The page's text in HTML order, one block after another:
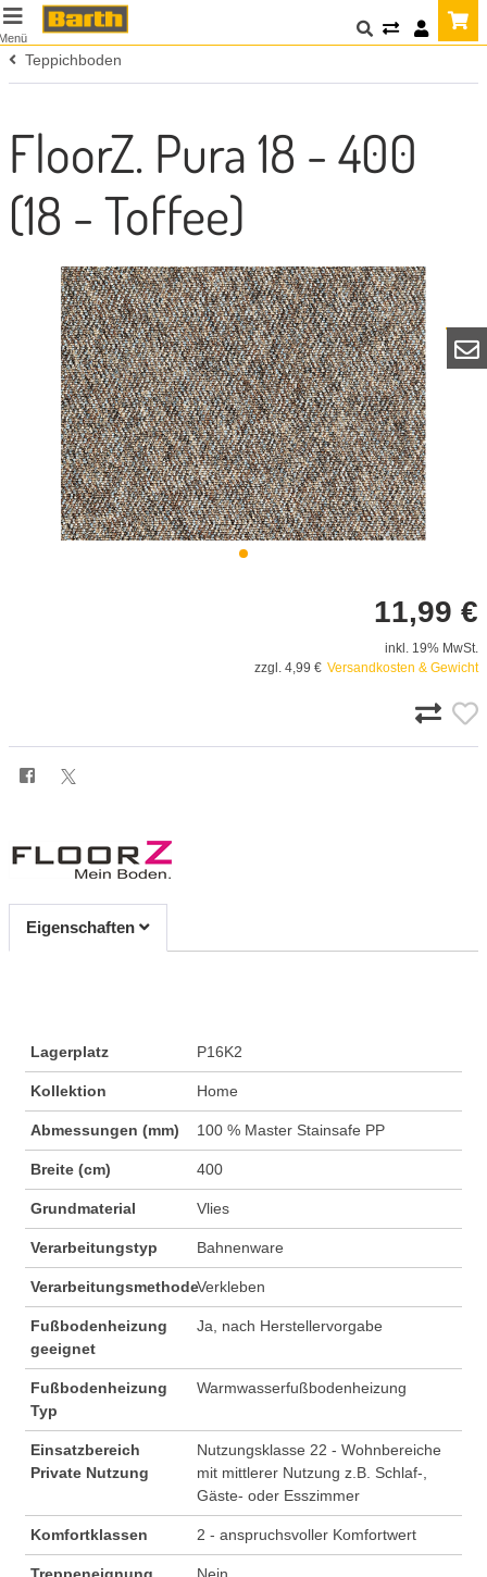
Teppichboden
FloorZ. Pura 18 - 400
(18 - Toffee)
11,99 €
inkl. 19% MwSt.
zzgl. 4,99 € Versandkosten & Gewicht
Eigenschaften
Lagerplatz P16K2
Kollektion Home
Abmessungen (mm) 100 % Master Stainsafe PP
Breite (cm) 400
Grundmaterial Vlies
Verarbeitungstyp Bahnenware
VerarbeitungsmethodeVerkleben
Fußbodenheizung
geeignet
Ja, nach Herstellervorgabe
Fußbodenheizung
Typ
Warmwasserfußbodenheizung
Einsatzbereich
Private Nutzung
Nutzungsklasse 22 - Wohnbereiche
mit mittlerer Nutzung z.B. Schlaf-,
Gäste- oder Esszimmer
Komfortklassen 2 - anspruchsvoller Komfortwert
Treppeneignung
Nein